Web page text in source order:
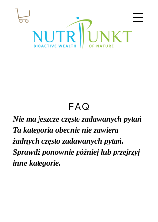
FAQ
Nie ma jeszcze często zadawanych pytań
Ta kategoria obecnie nie zawiera
żadnych często zadawanych pytań.
Sprawdź ponownie później lub przejrzyj
inne kategorie.